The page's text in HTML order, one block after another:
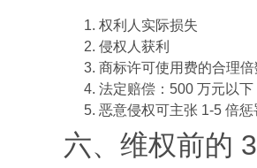
权利人实际损失
侵权人获利
商标许可使用费的合理倍
法定赔偿：500 万元以下
恶意侵权可主张 1-5 倍
六、维权前的